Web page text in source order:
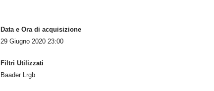
Data e Ora di acquisizione
29 Giugno 2020 23:00
Filtri Utilizzati
Baader Lrgb